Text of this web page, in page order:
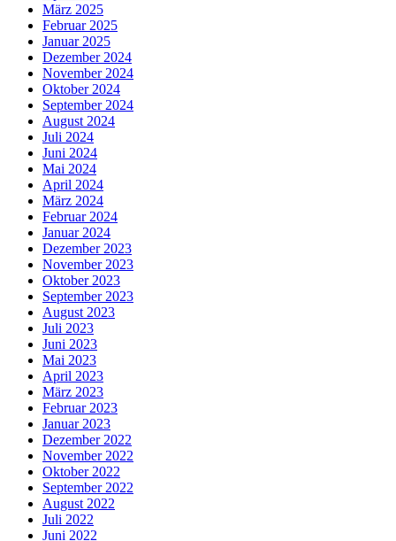
März 2025
Februar 2025
Januar 2025
Dezember 2024
November 2024
Oktober 2024
September 2024
August 2024
Juli 2024
Juni 2024
Mai 2024
April 2024
März 2024
Februar 2024
Januar 2024
Dezember 2023
November 2023
Oktober 2023
September 2023
August 2023
Juli 2023
Juni 2023
Mai 2023
April 2023
März 2023
Februar 2023
Januar 2023
Dezember 2022
November 2022
Oktober 2022
September 2022
August 2022
Juli 2022
Juni 2022